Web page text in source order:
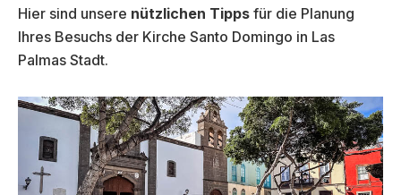
Hier sind unsere nützlichen Tipps für die Planung
Ihres Besuchs der Kirche Santo Domingo in Las
Palmas Stadt.